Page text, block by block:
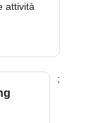
attività
;